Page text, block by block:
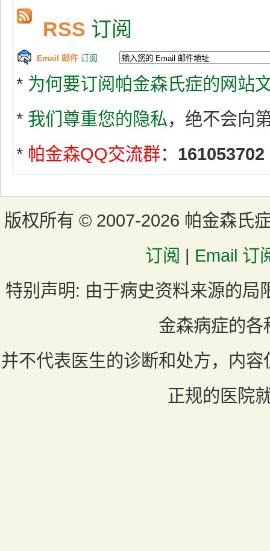
RSS 订阅
Email 邮件 订阅
* 为何要订阅帕金森氏症的网站
* 我们尊重您的隐私，绝不会向
* 帕金森QQ交流群： 161053702
版权所有 © 2007-2026 帕金森氏
订阅 | Email 订
特别声明: 由于病史资料来源的局
金森病症的各
并不代表医生的诊断和处方，内
正规的医院